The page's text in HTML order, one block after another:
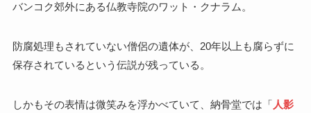
バンコク郊外にある仏教寺院のワット・クナラム。
防腐処理もされていない僧侶の遺体が、20年以上も腐らずに
保存されているという伝説が残っている。
しかもその表情は微笑みを浮かべていて、納骨堂では「 人影